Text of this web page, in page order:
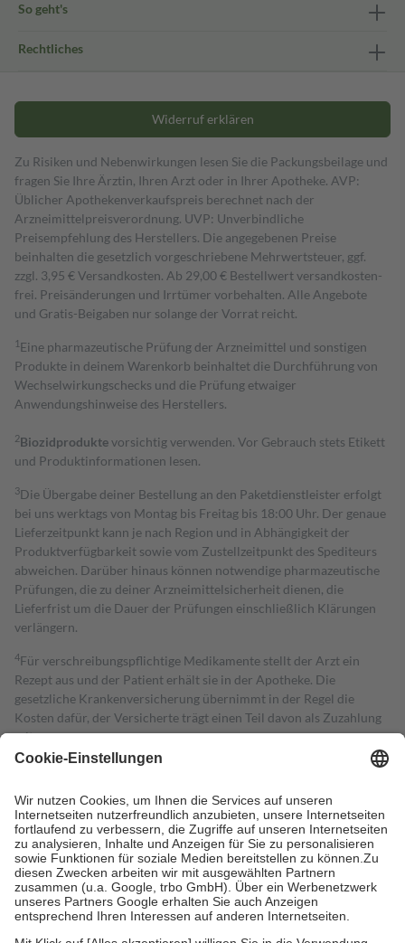
So geht's
Rechtliches
Widerruf erklären
Zu Risiken und Nebenwirkungen lesen Sie die Packungsbeilage und
fragen Sie Ihre Ärztin, Ihren Arzt oder in Ihrer Apotheke. AVP:
Üblicher Apothekenverkaufspreis berechnet nach der
Arzneimittelpreisverordnung. UVP: Unverbindliche
Preisempfehlung des Herstellers. Die angegebenen Preise
beinhalten die gesetzlich vorgeschriebene Mehrwertsteuer, ggf.
zzgl. 3,95 € Versandkosten. Ab 29,00 € Bestell­wert versand­kosten­
frei. Preisänderungen und Irrtümer vorbehalten. Alle Angebote
und Gratis-Beigaben nur solange der Vorrat reicht.
1 Eine pharmazeutische Prüfung der Arzneimittel und sonstigen
Produkte in deinem Warenkorb beinhaltet die Durchführung von
Wechselwirkungschecks und die Prüfung etwaiger
Anwendungshinweise des Herstellers.
2Biozidproduktevorsichtig verwenden. Vor Gebrauch stets Etikett
und Produktinformationen lesen.
3Die Übergabe deiner Bestellung an den Paketdienstleister erfolgt
bei uns werktags von Montag bis Freitag bis 18:00 Uhr. Der genaue
Lieferzeitpunkt kann je nach Region und in Abhängigkeit der
Produktverfügbarkeit sowie vom Zustellzeitpunkt des Spediteurs
abweichen. Darüber hinaus können notwendige pharmazeutische
Prüfungen, die zu deiner Arzneimittelsicherheit dienen, die
Lieferfrist um die Dauer der Prüfungen einschließlich Klärungen
verlängern.
4Für verschreibungspflichtige Medikamente stellt der Arzt ein
Rezept aus und der Patient erhält sie in der Apotheke. Die
gesetzliche Krankenversicherung übernimmt in der Regel die
Kosten dafür, der Versicherte trägt einen Teil davon als Zuzahlung
mit.
Grundsätzlich leisten Mitglieder Zuzahlungen in Höhe von zehn
höchstens zehn Euro.
Es sind jedoch nie mehr als die tatsächlichen
Kosten der Leistung zu entrichten.
Diese Regeln gelten grundsätzlich auch für Online-Apotheken.
Bei Heilmitteln und häuslicher Krankenpflege beträgt die
Zuzahlung zehn Prozent der Kosten sowie zehn Euro je
Verordnung.
Um das Engagement der Versicherten für ihre eigene Gesundheit zu
stärken und die besondere Stellung der Familie zu unterstützen,